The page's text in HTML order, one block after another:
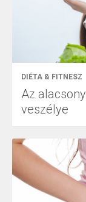
DIÉTA & FITNESZ
Az
veszélye